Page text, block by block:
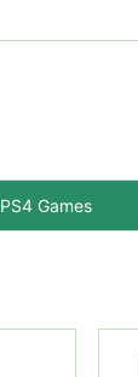
PS4 Games